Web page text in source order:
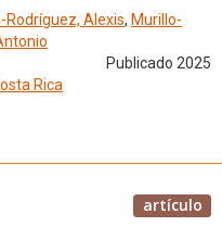
Rodríguez, Alexis, Murillo-
Publicado 2025
Rica
artículo